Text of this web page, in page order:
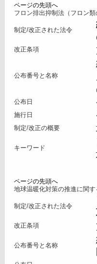
ページの先頭へ
フロン排出抑制法（フロン
制定/改正された法令
改正条項
公布番号と名称
公布日
施行日
制定/改正の概要
キーワード
ページの先頭へ
地球温暖化対策の推進に関
制定/改正された法令
改正条項
公布番号と名称